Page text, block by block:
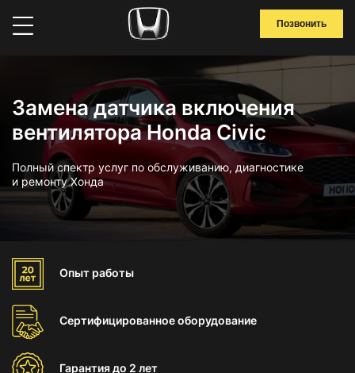
Позвонить
Замена датчика включения
вентилятора Honda Civic
Полный спектр услуг по обслуживанию, диагностике
и ремонту Хонда
Опыт работы
Сертифицированноеоборудование
Гарантиядо 2 лет